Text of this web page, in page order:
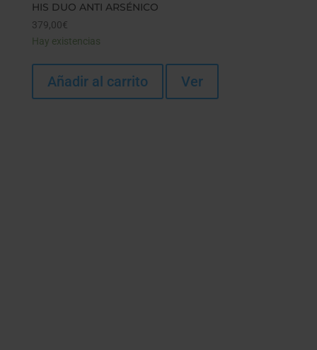
HIS DUO ANTI ARSÉNICO
379,00€
Hay existencias
Añadir al carrito Ver